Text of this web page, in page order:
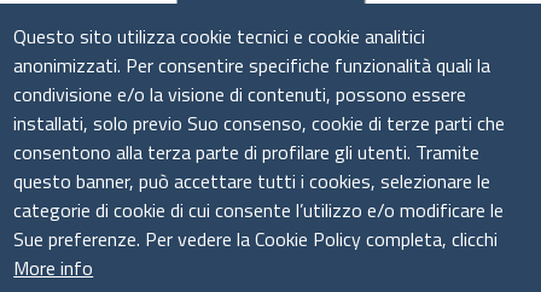
Seguici su
Il sistema camerale
Questo sito utilizza cookie tecnici e cookie analitici
anonimizzati. Per consentire specifiche funzionalità quali la
condivisione e/o la visione di contenuti, possono essere
installati, solo previo Suo consenso, cookie di terze parti che
consentono alla terza parte di profilare gli utenti. Tramite
questo banner, può accettare tutti i cookies, selezionare le
categorie di cookie di cui consente l’utilizzo e/o modificare le
Sue preferenze. Per vedere la Cookie Policy completa, clicchi
More info